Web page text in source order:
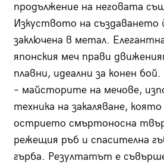
продължение на неговата
Изкуството на създаването
заключена в метал.
японския меч прави
плавни, идеални за конен
– майсторите на мечове,
техника на закаляване,
острието смъртоносна
режещия ръб и спасителна
гърба. Резултатът е